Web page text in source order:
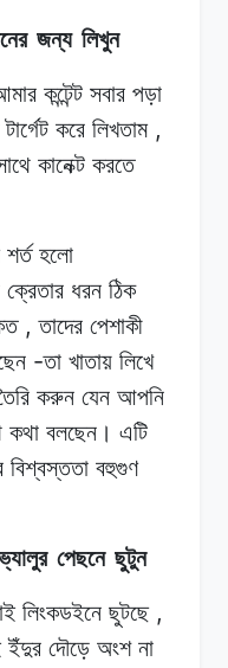
জন্য লিখুন
কন্টেন্ট সবার পড়া
করে লিখতাম,
কানেক্ট করতে
শর্ত হলো
ক্রেতার ধরন ঠিক
,তাদের পেশাকী
-তা খাতায় লিখে
করুন যেন আপনি
কথা বলছেন। এটি
বিশ্বস্ততা বহুগুণ
পেছনে ছুটুন
লিংকডইনে ছুটছে,
ইঁদুর দৌড়ে অংশ না